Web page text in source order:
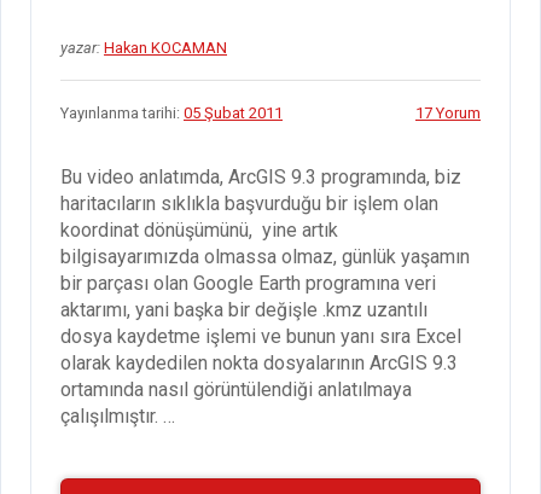
yazar: Hakan KOCAMAN
Yayınlanma tarihi: 05 Şubat 2011 17 Yorum
Bu video anlatımda, ArcGIS 9.3 programında, biz
haritacıların sıklıkla başvurduğu bir işlem olan
koordinat dönüşümünü, yine artık
bilgisayarımızda olmassa olmaz, günlük yaşamın
bir parçası olan Google Earth programına veri
aktarımı, yani başka bir değişle .kmz uzantılı
dosya kaydetme işlemi ve bunun yanı sıra Excel
olarak kaydedilen nokta dosyalarının ArcGIS 9.3
ortamında nasıl görüntülendiği anlatılmaya
çalışılmıştır. …